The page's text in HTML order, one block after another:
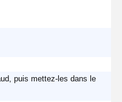
puis mettez-les dans le